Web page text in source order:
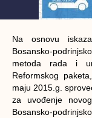
Na osnovu
Bosansko-
metoda rada i
Reformskog
maju 2015.g.
za uvođenje
Bosansko-